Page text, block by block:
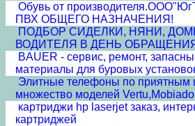
Обувь от
ПВХ ОБЩЕГО НАЗНАЧЕНИЯ!
ПОДБОР СИДЕЛКИ, НЯНИ,
ВОДИТЕЛЯ В ДЕНЬ
BAUER - сервис, ремонт,
материалы для буровых
Элитные телефоны по приятным
множество моделей
картриджи hp laserjet заказ,
картриджей